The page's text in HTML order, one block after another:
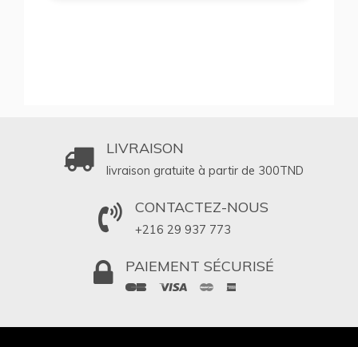
LIVRAISON
livraison gratuite à partir de 300TND
CONTACTEZ-NOUS
+216 29 937 773
PAIEMENT SÉCURISÉ